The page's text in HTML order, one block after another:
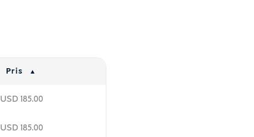
Pris
USD185.00
USD185.00